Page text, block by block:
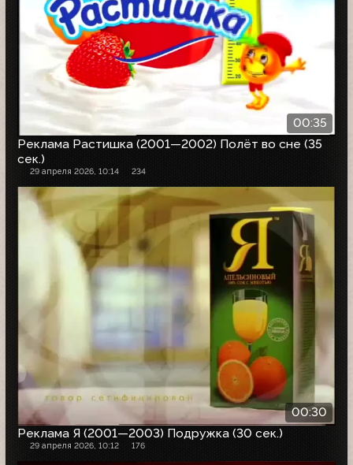
00:35
Реклама Растишка (2001—2002) Полёт во сне (35
сек.)
29 апреля 2026, 10:14 234
00:30
Реклама Я (2001—2003) Подружка (30 сек.)
29 апреля 2026, 10:12 176